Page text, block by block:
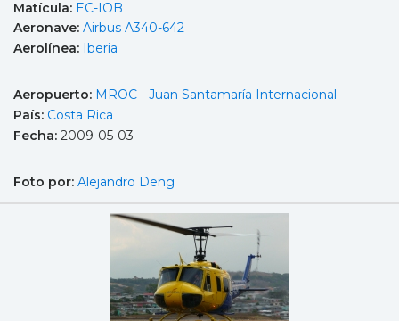
Matícula: EC-IOB
Aeronave: Airbus A340-642
Aerolínea: Iberia
Aeropuerto: MROC - Juan Santamaría Internacional
País: Costa Rica
Fecha: 2009-05-03
Foto por: Alejandro Deng